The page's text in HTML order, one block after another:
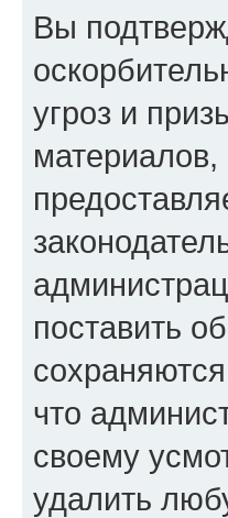
Вы
угроз и
поставить
что
своему
удалить